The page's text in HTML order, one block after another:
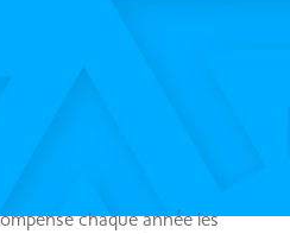
chaque année les